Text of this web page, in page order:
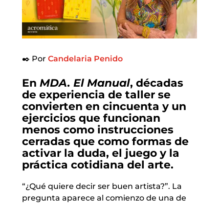
✒️ Por Candelaria Penido
En MDA. El Manual, décadas
de experiencia de taller se
convierten en cincuenta y un
ejercicios que funcionan
menos como instrucciones
cerradas que como formas de
activar la duda, el juego y la
práctica cotidiana del arte.
“¿Qué quiere decir ser buen artista?”. La
pregunta aparece al comienzo de una de